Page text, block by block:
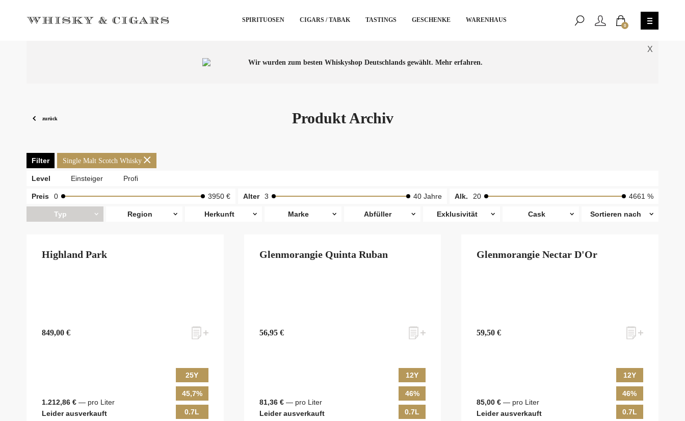
SPIRITUOSEN CIGARS / TABAK TASTINGS GESCHENKE WARENHAUS
0
X
Wir wurden zum besten Whiskyshop Deutschlands gewählt. Mehr erfahren.
zurück Produkt Archiv
Filter Single Malt Scotch Whisky
Level Einsteiger Profi
Preis 0 3950 € Alter 3 40 Jahre Alk. 20 4661 %
Typ Region Herkunft Marke Abfüller Exklusivität Cask Sortieren nach
Highland Park
849,00 €
1.212,86 € — pro Liter
Leider ausverkauft
25Y
45,7%
0.7L
Glenmorangie Quinta Ruban
56,95 €
81,36 €— pro Liter
Leider ausverkauft
12Y
46%
0.7L
Glenmorangie Nectar D'Or
59,50 €
85,00 € — pro Liter
Leider ausverkauft
12Y
46%
0.7L